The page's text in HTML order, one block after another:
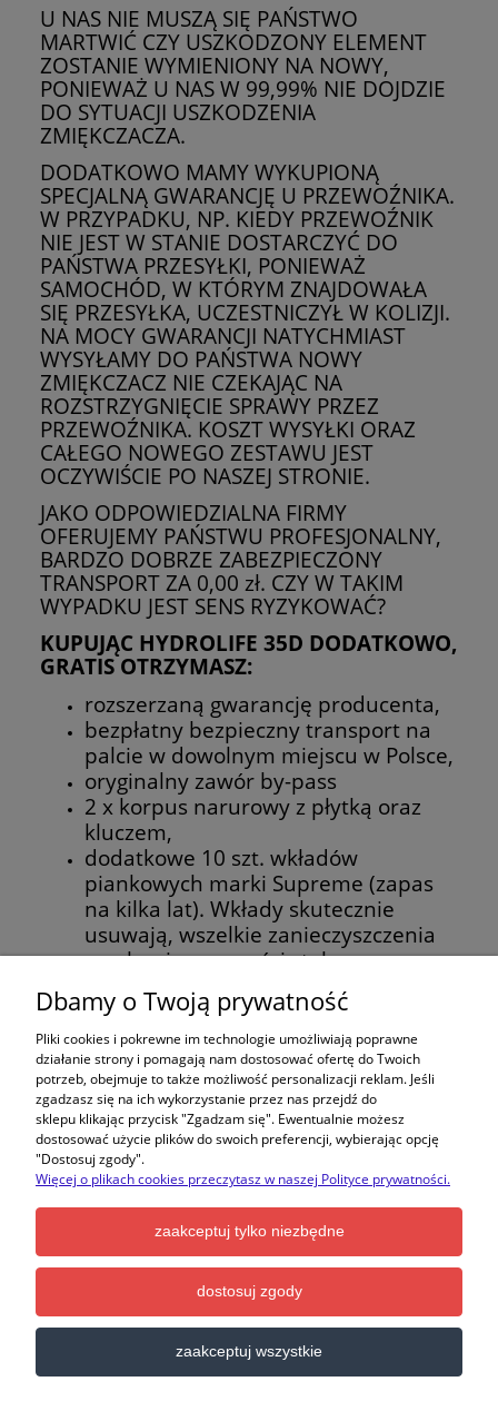
U NAS NIE MUSZĄ SIĘ PAŃSTWO
MARTWIĆ CZY USZKODZONY ELEMENT
ZOSTANIE WYMIENIONY NA NOWY,
PONIEWAŻ U NAS W 99,99% NIE DOJDZIE
DO SYTUACJI USZKODZENIA
ZMIĘKCZACZA.
DODATKOWO MAMY WYKUPIONĄ
SPECJALNĄ GWARANCJĘ U PRZEWOŹNIKA.
W PRZYPADKU, NP. KIEDY PRZEWOŹNIK
NIE JEST W STANIE DOSTARCZYĆ DO
PAŃSTWA PRZESYŁKI, PONIEWAŻ
SAMOCHÓD, W KTÓRYM ZNAJDOWAŁA
SIĘ PRZESYŁKA, UCZESTNICZYŁ W KOLIZJI.
NA MOCY GWARANCJI NATYCHMIAST
WYSYŁAMY DO PAŃSTWA NOWY
ZMIĘKCZACZ NIE CZEKAJĄC NA
ROZSTRZYGNIĘCIE SPRAWY PRZEZ
PRZEWOŹNIKA. KOSZT WYSYŁKI ORAZ
CAŁEGO NOWEGO ZESTAWU JEST
OCZYWIŚCIE PO NASZEJ STRONIE.
JAKO ODPOWIEDZIALNA FIRMY
OFERUJEMY PAŃSTWU PROFESJONALNY,
BARDZO DOBRZE ZABEZPIECZONY
TRANSPORT ZA 0,00 zł. CZY W TAKIM
WYPADKU JEST SENS RYZYKOWAĆ?
KUPUJĄC HYDROLIFE 35D DODATKOWO,
GRATIS OTRZYMASZ:
rozszerzaną gwarancję producenta,
bezpłatny bezpieczny transport na
palcie w dowolnym miejscu w Polsce,
oryginalny zawór by-pass
2 x korpus narurowy z płytką oraz
kluczem,
dodatkowe 10 szt. wkładów
piankowych marki Supreme (zapas
na kilka lat). Wkłady skutecznie
usuwają, wszelkie zanieczyszczenia
mechaniczne, części stałe
odrywające się często ze starych
instalacji, zawiesiny.
5 szt. wysokiej jakości wkładów
węglowych marki Supreme. Wkłady
skutecznie redukują chlor,
substancje organiczne, pestycydy
jednocześnie poprawiając smak i
zapach wody,
1 szt. markowy, dokładny,
kropelkowy tester twardości wody
marki Supreme,
50 kg (2 worki) soli tabletkowej,
5 mb. elastycznego węża do
odprowadzania popłuczyn,
2 x klips montażowy do węża.
Dbamy o Twoją prywatność
Pliki cookies i pokrewne im technologie umożliwiają poprawne
działanie strony i pomagają nam dostosować ofertę do Twoich
potrzeb, obejmuje to także możliwość personalizacji reklam. Jeśli
zgadzasz się na ich wykorzystanie przez nas przejdź do
sklepu klikając przycisk "Zgadzam się". Ewentualnie możesz
dostosować użycie plików do swoich preferencji, wybierając opcję
"Dostosuj zgody".
Więcej o plikach cookies przeczytasz w naszej Polityce prywatności.
zaakceptuj tylko niezbędne
dostosuj zgody
zaakceptuj wszystkie